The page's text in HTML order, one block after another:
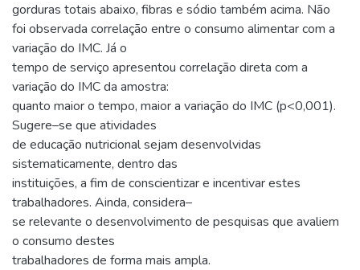
gorduras totais abaixo, fibras e sódio também acima. Não
foi observada correlação entre o consumo alimentar com a
variação do IMC. Já o
tempo de serviço apresentou correlação direta com a
variação do IMC da amostra:
quanto maior o tempo, maior a variação do IMC (p<0,001).
Sugere–se que atividades
de educação nutricional sejam desenvolvidas
sistematicamente, dentro das
instituições, a fim de conscientizar e incentivar estes
trabalhadores. Ainda, considera–
se relevante o desenvolvimento de pesquisas que avaliem
o consumo destes
trabalhadores de forma mais ampla.